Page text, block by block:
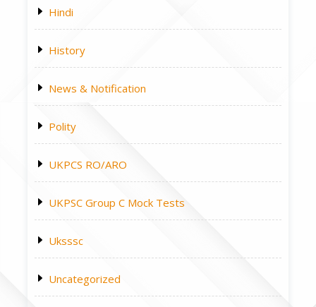
Hindi
History
News & Notification
Polity
UKPCS RO/ARO
UKPSC Group C Mock Tests
Uksssc
Uncategorized